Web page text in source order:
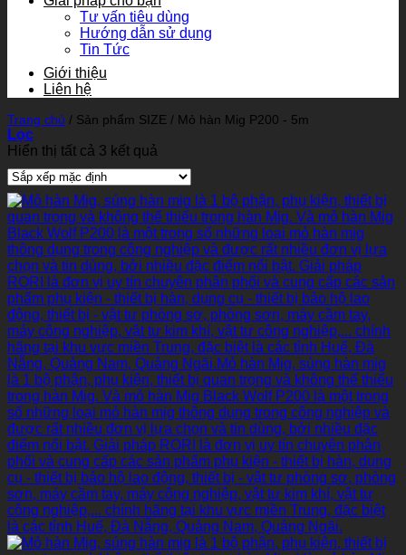
Tư vấn tiêu dùng
Hướng dẫn sử dụng
Tin Tức
Giới thiệu
Liên hệ
Trang chủ / Sản phẩm SIZE / Mỏ hàn Mig P200 - 5m
Lọc
Hiển thị tất cả 3 kết quả